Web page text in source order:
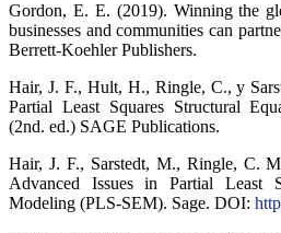
Gordon, E. E. (2019). Winning the
businesses and communities can
Berrett-Koehler Publishers.
Hair, J. F., Hult, H., Ringle, C., y
Partial Least Squares Structural
(2nd. ed.) SAGE Publications.
Hair, J. F., Sarstedt, M., Ringle, C.
Advanced Issues in Partial Least
Modeling (PLS-SEM). Sage. DOI: